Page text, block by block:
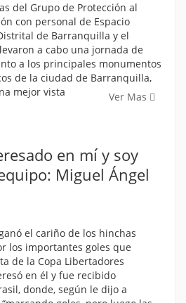
del Grupo de Protección al
con personal de Espacio
de Barranquilla y el
a cabo una jornada de
a los principales monumentos
de la ciudad de Barranquilla,
mejor vista
Ver Mas
en mí y soy
Miguel Ángel
el cariño de los hinchas
los importantes goles que
de la Copa Libertadores
en él y fue recibido
donde, según le dijo a